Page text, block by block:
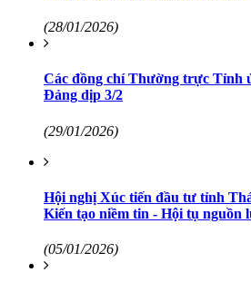
(28/01/2026)
Các đồng chí Thường trực Tỉnh
Đảng dịp 3/2
(29/01/2026)
Hội nghị Xúc tiến đầu tư tỉnh
Kiến tạo niềm tin - Hội tụ nguồn
(05/01/2026)